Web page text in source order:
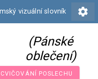
vizuální slovník settings
(Pánské
oblečení)